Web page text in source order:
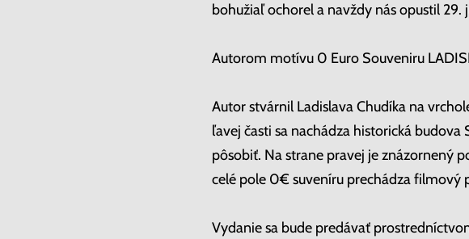
bohužiaľ ochorel a navždy nás opustil 29.
Autorom motívu 0 Euro Souveniru
Autor stvárnil Ladislava Chudíka na
ľavej časti sa nachádza historická
pôsobiť. Na strane pravej je znázornený
celé pole 0€ suveníru prechádza filmový
Vydanie sa bude predávať